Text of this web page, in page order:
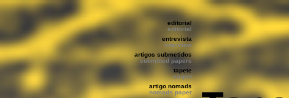
editorial
editorial
entrevista
interview
artigos submetidos
submitted papers
tapete
carpet
artigo nomads
nomads paper